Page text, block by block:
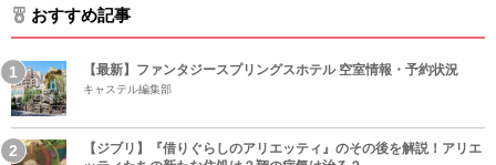
おすすめ記事
【最新】ファンタジースプリングスホテル 空室情報・予約状況
キャステル編集部
【ジブリ】『借りぐらしのアリエッティ』のその後を解説！アリエ